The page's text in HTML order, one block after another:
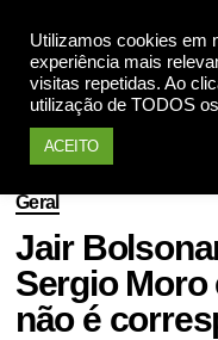
Utilizamos cookies em
experiência mais
visitas repetidas. Ao
utilização de TODOS
ACEITO
Geral
Jair
Sergio
não é